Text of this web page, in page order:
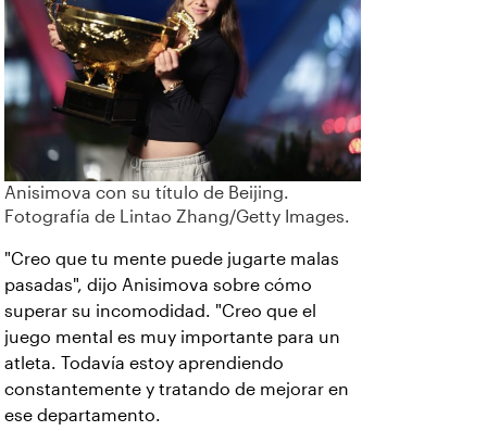
Anisimova con su título de Beijing.
Fotografía de Lintao Zhang/Getty Images.
"Creo que tu mente puede jugarte malas
pasadas", dijo Anisimova sobre cómo
superar su incomodidad. "Creo que el
juego mental es muy importante para un
atleta. Todavía estoy aprendiendo
constantemente y tratando de mejorar en
ese departamento.